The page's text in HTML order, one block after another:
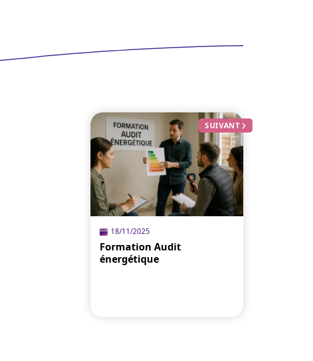
SUIVANT
18/11/2025
Formation Audit
énergétique